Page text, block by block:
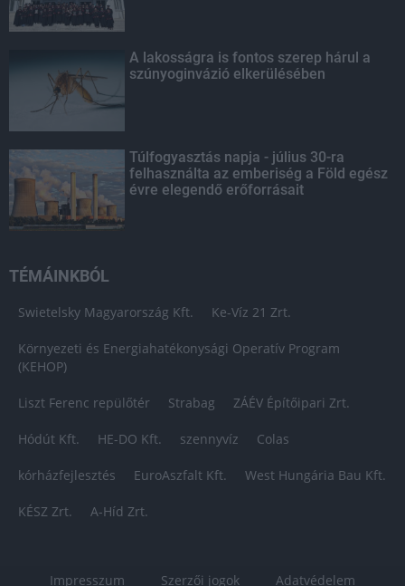
A lakosságra is fontos szerep hárul a
szúnyoginvázió elkerülésében
Túlfogyasztás napja - július 30-ra
felhasználta az emberiség a Föld egész
évre elegendő erőforrásait
TÉMÁINKBÓL
Swietelsky Magyarország Kft. Ke-Víz 21 Zrt.
Környezeti és Energiahatékonysági Operatív Program
(KEHOP)
Liszt Ferenc repülőtér Strabag ZÁÉV Építőipari Zrt.
Hódút Kft. HE-DO Kft. szennyvíz Colas
kórházfejlesztés EuroAszfalt Kft. West Hungária Bau Kft.
KÉSZ Zrt. A-Híd Zrt.
Impresszum Szerzői jogok Adatvédelem